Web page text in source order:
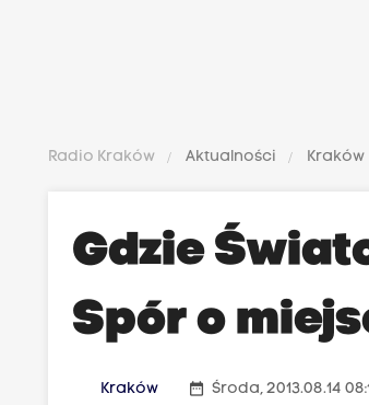
Radio Kraków Aktualności Kraków
Gdzie
Spór o
Kraków date_range Środa, 2013.08.14